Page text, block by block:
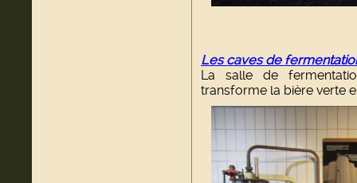
Les caves de
La salle de
transforme la bière verte